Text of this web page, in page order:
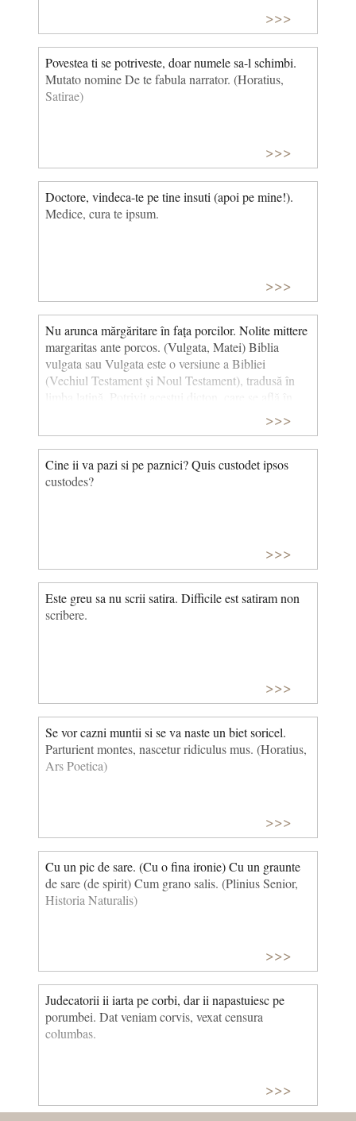
>>>
Povestea ti se potriveste, doar numele sa-l schimbi.
Mutato nomine De te fabula narrator. (Horatius,
Satirae)
>>>
Doctore, vindeca-te pe tine insuti (apoi pe mine!).
Medice, cura te ipsum.
>>>
Nu arunca mărgăritare în fața porcilor. Nolite mittere
margaritas ante porcos. (Vulgata, Matei) Biblia
vulgata sau Vulgata este o versiune a Bibliei
(Vechiul Testament și Noul Testament), tradusă în
limba latină. Potrivit acestui dicton, care se află în
inutil să oferi lucruri de preţ celor ce nu ştiu să le
aprecieze.
>>>
Cine ii va pazi si pe paznici? Quis custodet ipsos
custodes?
>>>
Este greu sa nu scrii satira. Difficile est satiram non
scribere.
>>>
Se vor cazni muntii si se va naste un biet soricel.
Parturient montes, nascetur ridiculus mus. (Horatius,
Ars Poetica)
>>>
Cu un pic de sare. (Cu o fina ironie) Cu un graunte
de sare (de spirit) Cum grano salis. (Plinius Senior,
Historia Naturalis)
>>>
Judecatorii ii iarta pe corbi, dar ii napastuiesc pe
porumbei. Dat veniam corvis, vexat censura
columbas.
>>>